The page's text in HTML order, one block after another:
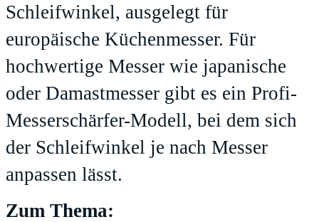
Schleifwinkel, ausgelegt für
europäische Küchenmesser. Für
hochwertige Messer wie japanische
oder Damastmesser gibt es ein Profi-
Messerschärfer-Modell, bei dem sich
der Schleifwinkel je nach Messer
anpassen lässt.
Zum Thema: